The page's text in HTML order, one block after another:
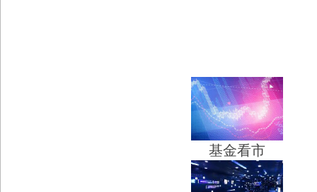
基金看市